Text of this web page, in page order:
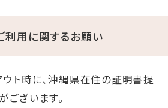
利用に関するお願い
ウト時に、沖縄県在住の証明書提
ございます。